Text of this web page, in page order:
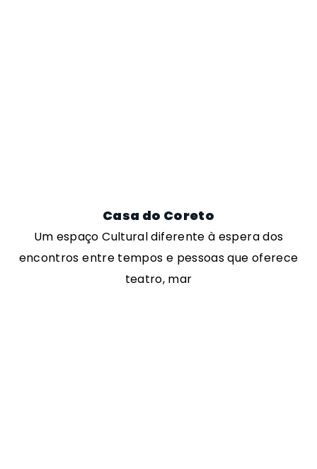
Casa do Coreto
Um espaço Cultural diferente à espera dos
encontros entre tempos e pessoas que oferece
teatro, mar